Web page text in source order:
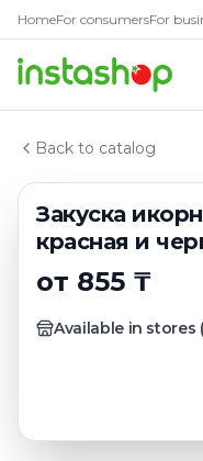
HomeFor consumersFor
Back to catalog
Закуска
красная и
от 855 ₸
Available in stores
Главная
Каталог
Икра
Закуска икорная
Купить